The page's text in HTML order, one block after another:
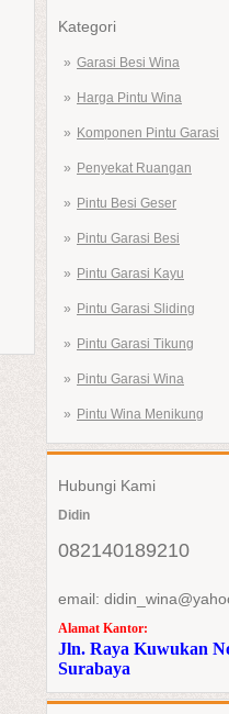
Kategori
Garasi Besi Wina
Harga Pintu Wina
Komponen Pintu Garasi
Penyekat Ruangan
Pintu Besi Geser
Pintu Garasi Besi
Pintu Garasi Kayu
Pintu Garasi Sliding
Pintu Garasi Tikung
Pintu Garasi Wina
Pintu Wina Menikung
Hubungi Kami
Didin
082140189210
email:
Alamat Kantor:
Jln. Raya Kuwukan
Surabaya